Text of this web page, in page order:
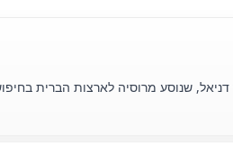
דניאל, שנוסע מרוסיה לארצות הברית